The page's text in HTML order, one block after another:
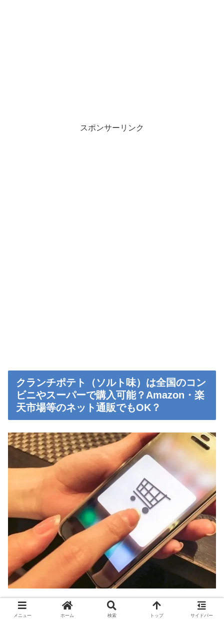
スポンサーリンク
クランチポテト（ソルト味）は全国のコン
ビニやスーパーで購入可能？Amazon・楽
天市場等のネット通販でもOK？
クランチポテト（ソルト味）の発売日は2019年9月30日、
メニュー ホーム 検索 トップ サイドバー